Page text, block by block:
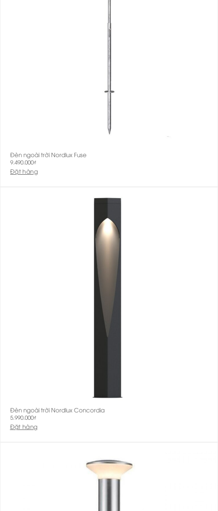
Đèn ngoài trời Nordlux Fuse
9.490.000₫
Đặt hàng
Đèn ngoài trời Nordlux Concordia
5.990.000₫
Đặt hàng